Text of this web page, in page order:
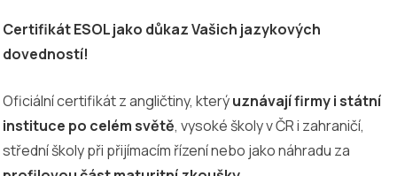
Certifikát ESOL jako důkaz Vašich jazykových
dovedností!
Oficiální certifikát z angličtiny, kterýuznávají firmy i státní
instituce po celém světě, vysoké školy v ČR i zahraničí,
střední školy při přijímacím řízení nebo jako náhradu za